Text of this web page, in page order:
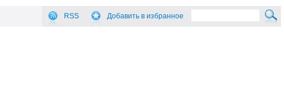
RSS Добавить в избранное